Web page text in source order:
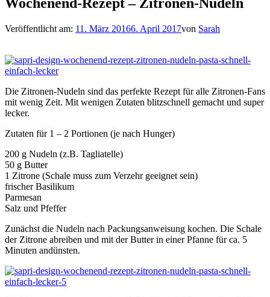
Veröffentlicht am: 11. März 20166. April 2017von Sarah
Die Zitronen-Nudeln sind das perfekte Rezept für alle Zitronen-Fans
mit wenig Zeit. Mit wenigen Zutaten blitzschnell gemacht und super
lecker.
Zutaten für 1 – 2 Portionen (je nach Hunger)
200 g Nudeln (z.B. Tagliatelle)
50 g Butter
1 Zitrone (Schale muss zum Verzehr geeignet sein)
frischer Basilikum
Parmesan
Salz und Pfeffer
Zunächst die Nudeln nach Packungsanweisung kochen. Die Schale
der Zitrone abreiben und mit der Butter in einer Pfanne für ca. 5
Minuten andünsten.